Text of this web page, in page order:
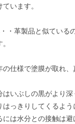
います。
・革製品と似ている
の仕様で塗膜が取れ
はいぶしの黒がより
っきりしてくるよう
には水分との接触は